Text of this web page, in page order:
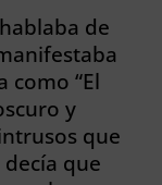
de
como “El
y
que
que